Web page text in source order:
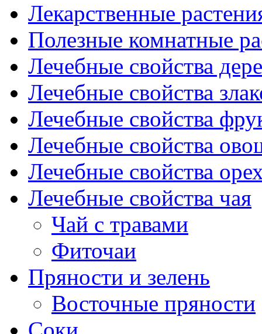
Лекарственные
Полезные комнатные
Лечебные свойства
Лечебные свойства
Лечебные свойства
Лечебные свойства
Лечебные свойства
Лечебные свойства чая
Чай с травами
Фиточаи
Пряности и зелень
Восточные пряности